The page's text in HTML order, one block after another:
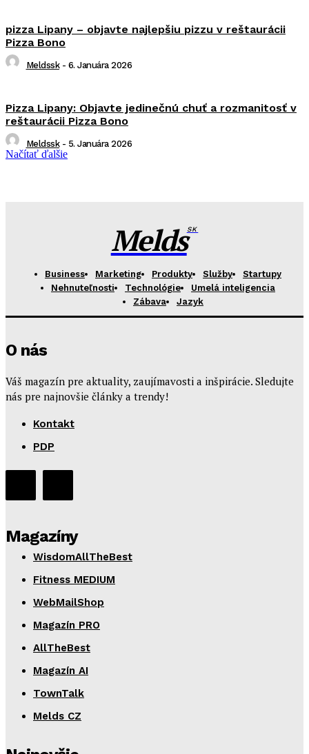
pizza Lipany – objavte najlepšiu pizzu v reštaurácii
Pizza Bono
Meldssk - 6. Januára 2026
Pizza Lipany: Objavte jedinečnú chuť a rozmanitosť v
reštaurácii Pizza Bono
Meldssk - 5. Januára 2026
Načítať ďalšie
MeldsSK
Business Marketing Produkty Služby
Startupy
Nehnuteľnosti
Technológie
Umelá inteligencia
Zábava
Jazyk
O nás
Váš magazín pre aktuality, zaujímavosti a inšpirácie. Sledujte
nás pre najnovšie články a trendy!
Kontakt
PDP
Magazíny
WisdomAllTheBest
Fitness MEDIUM
WebMailShop
Magazín PRO
AllTheBest
Magazín AI
TownTalk
Melds CZ